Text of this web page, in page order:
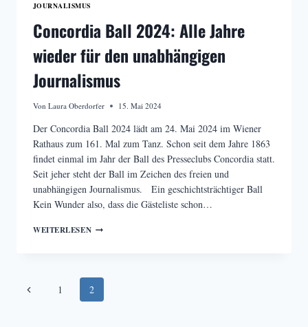
JOURNALISMUS
Concordia Ball 2024: Alle Jahre
wieder für den unabhängigen
Journalismus
Von Laura Oberdorfer 15. Mai 2024
Der Concordia Ball 2024 lädt am 24. Mai 2024 im Wiener
Rathaus zum 161. Mal zum Tanz. Schon seit dem Jahre 1863
findet einmal im Jahr der Ball des Presseclubs Concordia statt.
Seit jeher steht der Ball im Zeichen des freien und
unabhängigen Journalismus. Ein geschichtsträchtiger Ball
Kein Wunder also, dass die Gästeliste schon…
WEITERLESENCONCORDIA
WIEDER
FÜR
Seitennavigation
Vorherige1 2